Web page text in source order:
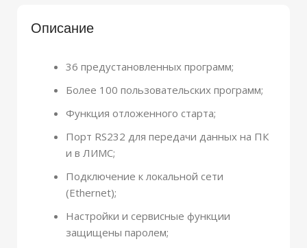
Описание
36 предустановленных программ;
Более 100 пользовательских программ;
Функция отложенного старта;
Порт RS232 для передачи данных на ПК
и в ЛИМС;
Подключение к локальной сети
(Ethernet);
Настройки и сервисные функции
защищены паролем;